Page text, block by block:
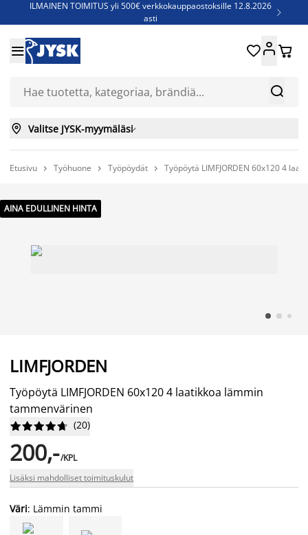
ILMAINEN TOIMITUS yli 500€ verkkokauppaostoksille 12.8.2026
asti

Jenkkisänkyjä - Säästä jopa 60%


 
 Valitse JYSK-myymäläsi
Etusivu  Työhuone  Työpöydät  Työpöytä LIMFJORDEN 60x120 4
AINA EDULLINEN HINTA
LIMFJORDEN
Työpöytä LIMFJORDEN 60x120 4 laatikkoa lämmin
tammenvärinen





 (20)
200,-/KPL
Lisäksi mahdolliset toimituskulut
Väri: Lämmin tammi